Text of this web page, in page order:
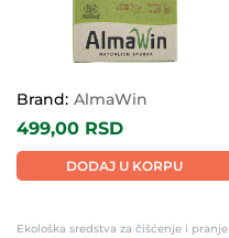
Brand: AlmaWin
499,00 RSD
DODAJ U KORPU
Ekološka sredstva za čišćenje i pranje